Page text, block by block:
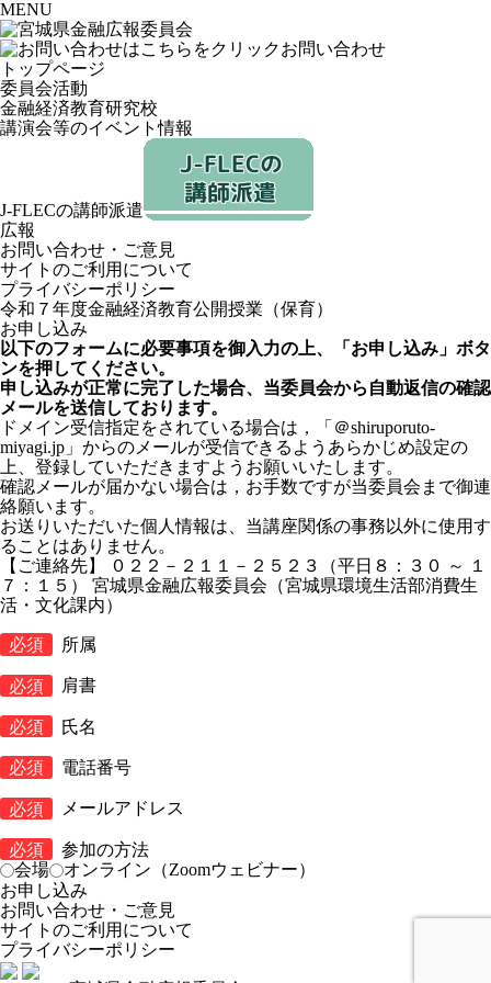
MENU
お問い合わせ
トップページ
委員会活動
金融経済教育研究校
講演会等のイベント情報
J-FLECの講師派遣
広報
お問い合わせ・ご意見
サイトのご利用について
プライバシーポリシー
令和７年度金融経済教育公開授業（保育）
お申し込み
以下のフォームに必要事項を御入力の上、「お申し込み」ボタ
ンを押してください。
申し込みが正常に完了した場合、当委員会から自動返信の確認
メールを送信しております。
ドメイン受信指定をされている場合は，「＠shiruporuto-
miyagi.jp」からのメールが受信できるようあらかじめ設定の
上、登録していただきますようお願いいたします。
確認メールが届かない場合は，お手数ですが当委員会まで御連
絡願います。
お送りいただいた個人情報は、当講座関係の事務以外に使用す
ることはありません。
【ご連絡先】 ０２２－２１１－２５２３（平日８：３０ ～ １
７：１５） 宮城県金融広報委員会（宮城県環境生活部消費生
活・文化課内）
必須 所属
必須 肩書
必須 氏名
必須 電話番号
必須 メールアドレス
必須
参加の方法
会場
オンライン（Zoomウェビナー）
お問い合わせ・ご意見
サイトのご利用について
プライバシーポリシー